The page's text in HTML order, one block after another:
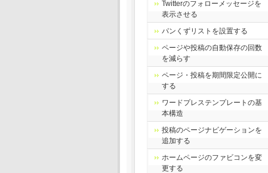
Twitterのフォローメッセージを
表示させる
パンくずリストを設置する
ページや投稿の自動保存の回数
を減らす
ページ・投稿を期間限定公開に
する
ワードプレステンプレートの基
本構造
投稿のページナビゲーションを
追加する
ホームページのファビコンを変
更する